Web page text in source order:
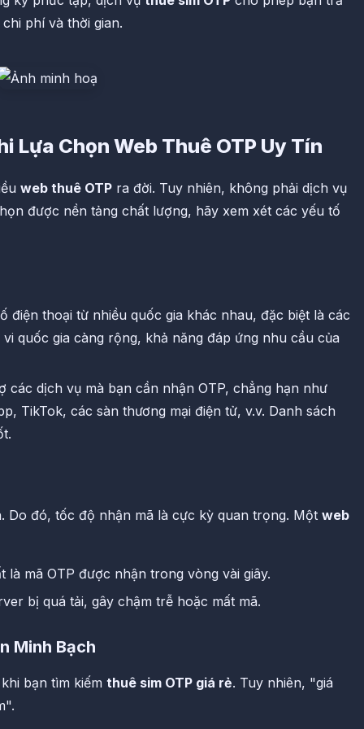
phí và thời gian.
Lựa Chọn Web Thuê OTP Uy Tín
web thuê OTP ra đời. Tuy nhiên, không phải dịch vụ
được nền tảng chất lượng, hãy xem xét các yếu tố
thoại từ nhiều quốc gia khác nhau, đặc biệt là các
quốc gia càng rộng, khả năng đáp ứng nhu cầu của
dịch vụ mà bạn cần nhận OTP, chẳng hạn như
TikTok, các sàn thương mại điện tử, v.v. Danh sách
Do đó, tốc độ nhận mã là cực kỳ quan trọng. Một web
là mã OTP được nhận trong vòng vài giây.
bị quá tải, gây chậm trễ hoặc mất mã.
Minh Bạch
bạn tìm kiếm thuê sim OTP giá rẻ. Tuy nhiên, "giá